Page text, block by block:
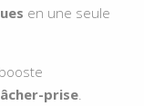
en une seule
prise.